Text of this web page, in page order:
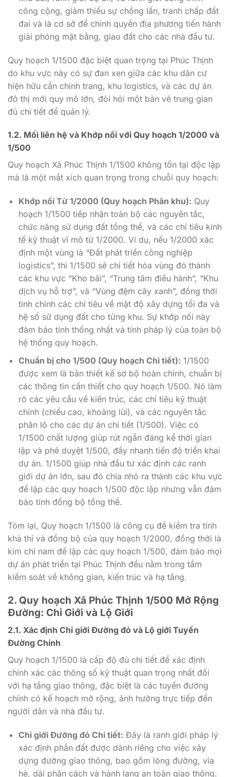
công cộng, giảm thiểu sự chồng lấn, tranh chấp đất
đai và là cơ sở để chính quyền địa phương tiến hành
giải phóng mặt bằng, giao đất cho các nhà đầu tư.
Quy hoạch 1/1500 đặc biệt quan trọng tại Phúc Thịnh
do khu vực này có sự đan xen giữa các khu dân cư
hiện hữu cần chỉnh trang, khu logistics, và các dự án
đô thị mới quy mô lớn, đòi hỏi một bản vẽ trung gian
đủ chi tiết để quản lý.
1.2. Mối liên hệ và Khớp nối với Quy hoạch 1/2000 và
1/500
Quy hoạch Xã Phúc Thịnh 1/1500 không tồn tại độc lập
mà là một mắt xích quan trọng trong chuỗi quy hoạch:
Khớp nối Từ 1/2000 (Quy hoạch Phân khu): Quy
hoạch 1/1500 tiếp nhận toàn bộ các nguyên tắc,
chức năng sử dụng đất tổng thể, và các chỉ tiêu kinh
tế kỹ thuật vĩ mô từ 1/2000. Ví dụ, nếu 1/2000 xác
định một vùng là “Đất phát triển công nghiệp
logistics”, thì 1/1500 sẽ chi tiết hóa vùng đó thành
các khu vực “Kho bãi”, “Trung tâm điều hành”, “Khu
dịch vụ hỗ trợ”, và “Vùng đệm cây xanh”, đồng thời
tinh chỉnh các chỉ tiêu về mật độ xây dựng tối đa và
hệ số sử dụng đất cho từng khu. Sự khớp nối này
đảm bảo tính thống nhất và tính pháp lý của toàn bộ
hệ thống quy hoạch.
Chuẩn bị cho 1/500 (Quy hoạch Chi tiết): 1/1500
được xem là bản thiết kế sơ bộ hoàn chỉnh, chuẩn bị
các thông tin cần thiết cho quy hoạch 1/500. Nó làm
rõ các yêu cầu về kiến trúc, các chỉ tiêu kỹ thuật
chính (chiều cao, khoảng lùi), và các nguyên tắc
phân lô cho các dự án chi tiết (1/500). Việc có
1/1500 chất lượng giúp rút ngắn đáng kể thời gian
lập và phê duyệt 1/500, đẩy nhanh tiến độ triển khai
dự án. 1/1500 giúp nhà đầu tư xác định các ranh
giới dự án lớn, sau đó chia nhỏ ra thành các khu vực
để lập các quy hoạch 1/500 độc lập nhưng vẫn đảm
bảo tính đồng bộ tổng thể.
Tóm lại, Quy hoạch 1/1500 là công cụ để kiểm tra tính
khả thi và đồng bộ của quy hoạch 1/2000, đồng thời là
kim chỉ nam để lập các quy hoạch 1/500, đảm bảo mọi
dự án phát triển tại Phúc Thịnh đều nằm trong tầm
kiểm soát về không gian, kiến trúc và hạ tầng.
2. Quy hoạch Xã Phúc Thịnh 1/500 Mở Rộng
Đường: Chỉ Giới và Lộ Giới
2.1. Xác định Chỉ giới Đường đỏ và Lộ giới Tuyến
Đường Chính
Quy hoạch 1/1500 là cấp độ đủ chi tiết để xác định
chính xác các thông số kỹ thuật quan trọng nhất đối
với hạ tầng giao thông, đặc biệt là các tuyến đường
chính có kế hoạch mở rộng, ảnh hưởng trực tiếp đến
người dân và nhà đầu tư.
Chỉ giới Đường đỏ Chi tiết: Đây là ranh giới pháp lý
xác định phần đất được dành riêng cho việc xây
dựng đường giao thông, bao gồm lòng đường, vỉa
hè, dải phân cách và hành lang an toàn giao thông.